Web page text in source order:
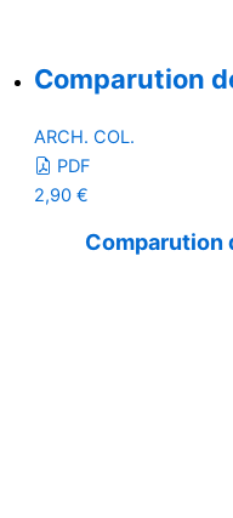
Comparution
ARCH. COL.
PDF
2,90 €
Comparution